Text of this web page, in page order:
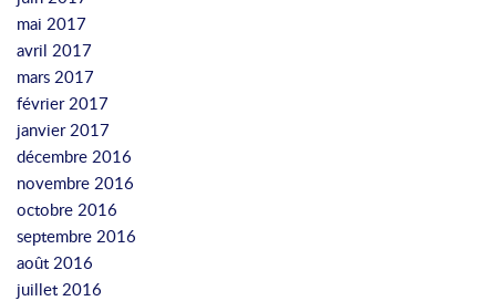
mai 2017
avril 2017
mars 2017
février 2017
janvier 2017
décembre 2016
novembre 2016
octobre 2016
septembre 2016
août 2016
juillet 2016